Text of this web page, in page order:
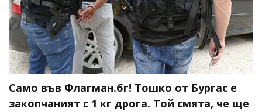
Само във Флагман.бг! Тошко от Бургас е
закопчаният с 1 кг дрога. Той смята, че ще